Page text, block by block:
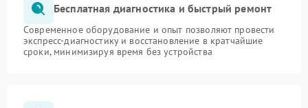
Бесплатная диагностика и быстрый ремонт
Современное оборудование и опыт позволяют провести
экспресс-диагностику и восстановление в кратчайшие
сроки, минимизируя время без устройства